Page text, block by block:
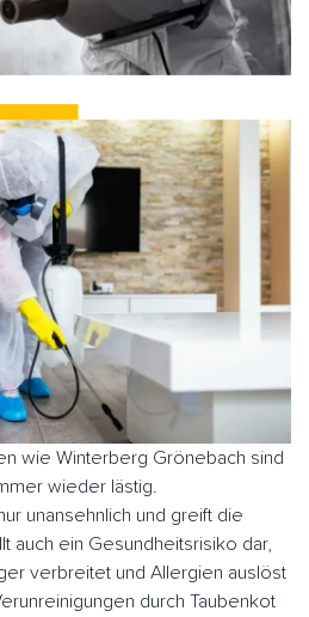
wie Winterberg Grönebach sind
wieder lästig.
unansehnlich und greift die
auch ein Gesundheitsrisiko dar,
verbreitet und Allergien auslöst
durch Taubenkot